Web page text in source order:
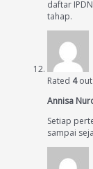
daftar
tahap.
Rated 4out
Annisa
Setiap
sampai